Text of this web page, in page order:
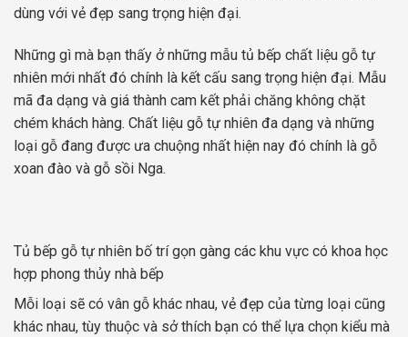
dùng với vẻ đẹp sang trọng hiện đại.
Những gì mà bạn thấy ở những mẫu tủ bếp chất liệu gỗ tự
nhiên mới nhất đó chính là kết cấu sang trọng hiện đại. Mẫu
mã đa dạng và giá thành cam kết phải chăng không chặt
chém khách hàng. Chất liệu gỗ tự nhiên đa dạng và những
loại gỗ đang được ưa chuộng nhất hiện nay đó chính là gỗ
xoan đào và gỗ sồi Nga.
Tủ bếp gỗ tự nhiên bố trí gọn gàng các khu vực có khoa học
hợp phong thủy nhà bếp
Mỗi loại sẽ có vân gỗ khác nhau, vẻ đẹp của từng loại cũng
khác nhau, tùy thuộc và sở thích bạn có thể lựa chọn kiểu mà